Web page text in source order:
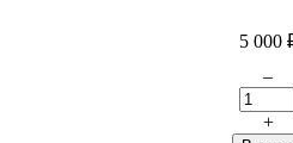
5 000
–
+